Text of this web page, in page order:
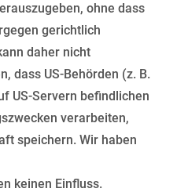
ohne dass
gerichtlich
daher nicht
dass US-Behörden (z. B.
US-Servern befindlichen
verarbeiten,
speichern. Wir haben
keinen Einfluss.